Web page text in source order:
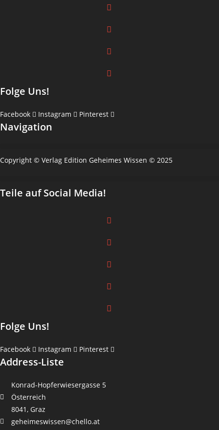
Folge Uns!
Facebook Instagram Pinterest
Navigation
Copyright © Verlag Edition Geheimes Wissen © 2025
Teile auf Social Media!
Folge Uns!
Facebook Instagram Pinterest
Address-Liste
Konrad-Hopferwiesergasse 5
Österreich
8041, Graz
geheimeswissen@chello.at